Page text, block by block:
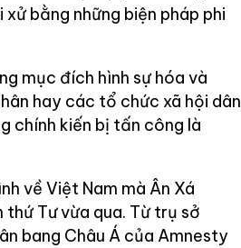
bằng những biện pháp phi
mục đích hình sự hóa và
hay các tổ chức xã hội dân
chính kiến bị tấn công là
về Việt Nam mà Ân Xá
Tư vừa qua. Từ trụ sở
bang Châu Á của Amnesty